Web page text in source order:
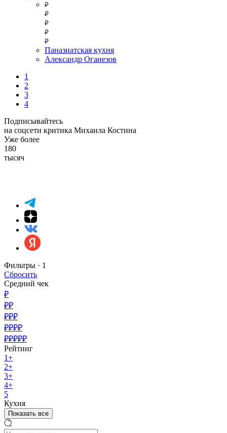
Паназиатская кухня
Александр Оганезов
1
2
3
4
Подписывайтесь
на соцсети критика Михаила Костина
Уже более
180
тысяч
Фильтры · 1
Сбросить
Средний чек
₽
₽₽
₽₽₽
₽₽₽₽
₽₽₽₽₽
Рейтинг
1+
2+
3+
4+
5
Кухня
Показать все